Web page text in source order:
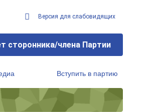
Версия для слабовидящих
сторонника/члена Партии
Вступить в партию